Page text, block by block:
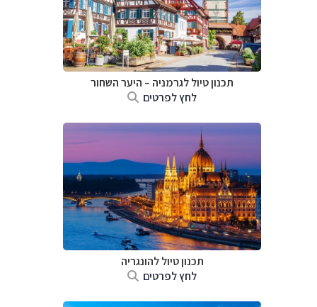
תכנון טיול לגרמניה – היער השחור
לחץ לפרטים
תכנון טיול להונגריה
לחץ לפרטים